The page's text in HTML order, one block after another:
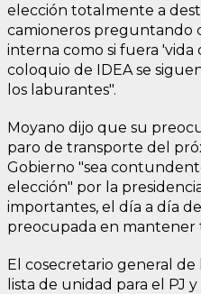
elección totalmente a
camioneros preguntando
interna como si fuera 'vida
coloquio de IDEA se
los laburantes".
Moyano dijo que su
paro de transporte del
Gobierno "sea
elección" por la
importantes, el día a día
preocupada en mantener
El cosecretario general
lista de unidad para el PJ